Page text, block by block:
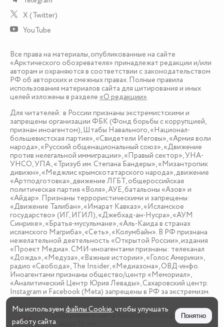
X (Twitter)
YouTube
Все права на материалы, опубликованные на сайте
«Арктического обозревателя» принадлежат редакции и/или
авторам и охраняются в соответствии с законодательством
РФ об авторских и смежных правах. Полные правила
использования материалов сайта для цитирования и иных
целей изложены в разделе «О редакции».
Для читателей: в России признаны экстремистскими и
запрещены организации ФБК (Фонд борьбы с коррупцией,
признан иноагентом), Штабы Навального, «Национал-
большевистская партия», «Свидетели Иеговы», «Армия воли
народа», «Русский общенациональный союз», «Движение
против нелегальной иммиграции», «Правый сектор», УНА-
УНСО, УПА, «Тризуб им. Степана Бандеры», «Мизантропик
дивижн», «Меджлис крымскотатарского народа», движение
«Артподготовка», движение ЛГБТ, общероссийская
политическая партия «Воля», АУЕ, батальоны «Азов» и
«Айдар». Признаны террористическими и запрещены:
«Движение Талибан», «Имарат Кавказ», «Исламское
государство» (ИГ, ИГИЛ), «Джебхад-ан-Нусра», «АУМ
Синрике», «Братья-мусульмане», «Аль-Каида в странах
исламского Магриба», «Сеть», «Колумбайн». В РФ признана
нежелательной деятельность «Открытой России», издания
«Проект Медиа». СМИ-иноагентами признаны: телеканал
«Дождь», «Медуза», «Важные истории», «Голос Америки»,
радио «Свобода», The Insider, «Медиазона», ОВД-инфо.
Иноагентами признаны общество/центр «Мемориал»,
«Аналитический Центр Юрия Левады», Сахаровский центр.
Instagram и Facebook (Metа) запрещены в РФ за экстремизм.
16 +
Содержимое сайта предназначено для детей
старше 16 лет
Мы используемфайлы Cookie, чтобы улучшать
работу сайта.
Понятно